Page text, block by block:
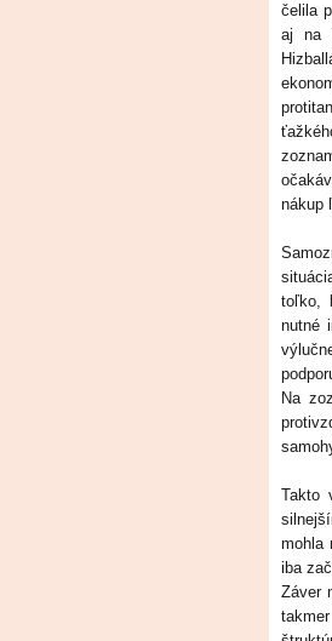
čelila
aj na
nákup
toľko,
nutné
Na
Takto
mohla
iba
Záver